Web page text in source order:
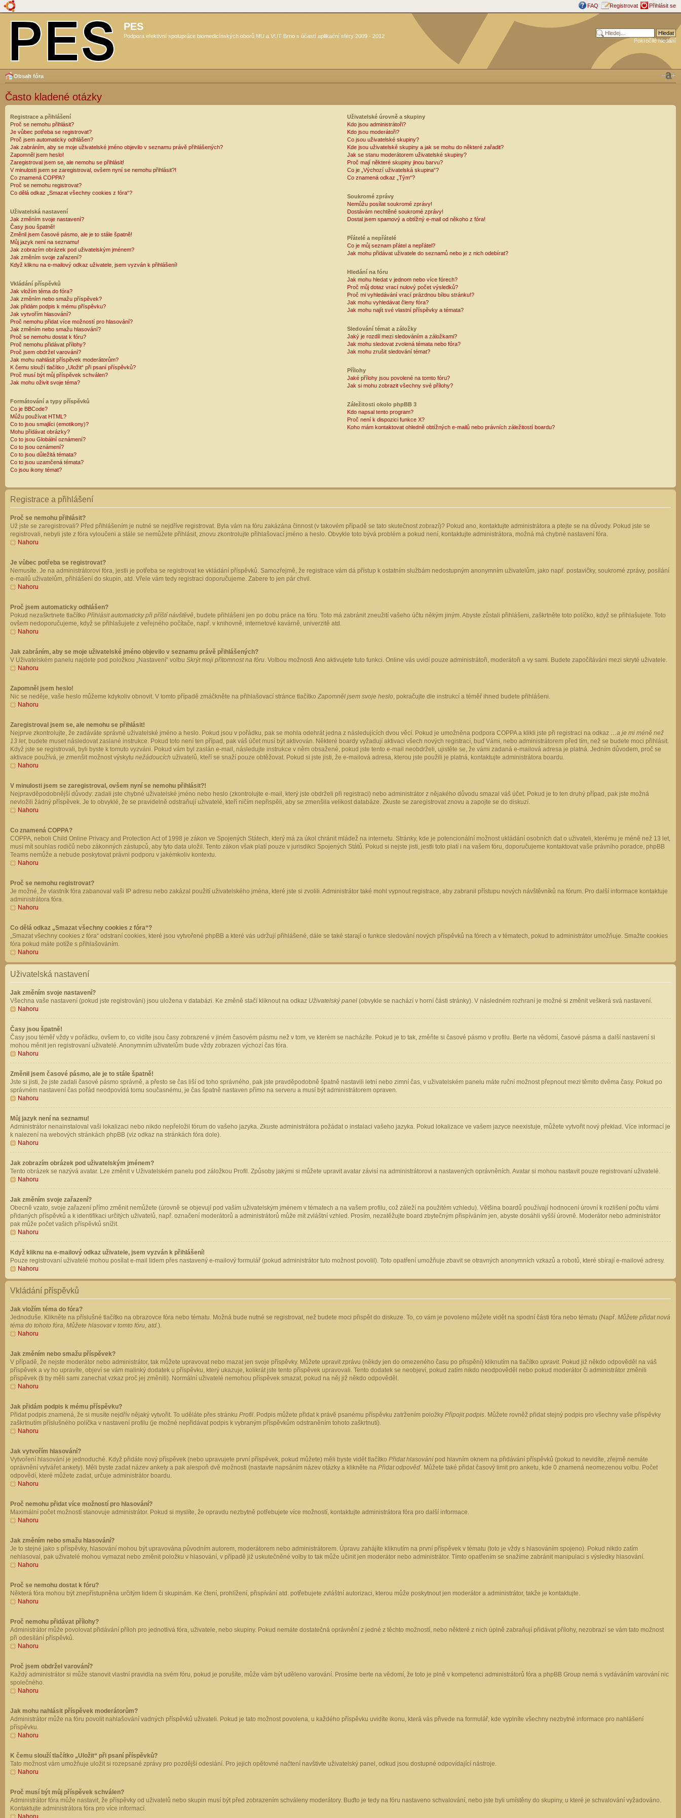
FAQ Registrovat Přihlásit se
PES
Podpora efektivní spolupráce biomedicínských oborů MU a VUT Brno s účastí aplikační sféry 2009 - 2012
Pokročilé hledání
Obsah fóra
Často kladené otázky
Registrace a přihlášení
Proč se nemohu přihlásit?
Je vůbec potřeba se registrovat?
Proč jsem automaticky odhlášen?
Jak zabráním, aby se moje uživatelské jméno objevilo v seznamu právě přihlášených?
Zapomněl jsem heslo!
Zaregistroval jsem se, ale nemohu se přihlásit!
V minulosti jsem se zaregistroval, ovšem nyní se nemohu přihlásit?!
Co znamená COPPA?
Proč se nemohu registrovat?
Co dělá odkaz „Smazat všechny cookies z fóra“?
Uživatelská nastavení
Jak změním svoje nastavení?
Časy jsou špatně!
Změnil jsem časové pásmo, ale je to stále špatně!
Můj jazyk není na seznamu!
Jak zobrazím obrázek pod uživatelským jménem?
Jak změním svoje zařazení?
Když kliknu na e-mailový odkaz uživatele, jsem vyzván k přihlášení!
Vkládání příspěvků
Jak vložím téma do fóra?
Jak změním nebo smažu příspěvek?
Jak přidám podpis k mému příspěvku?
Jak vytvořím hlasování?
Proč nemohu přidat více možností pro hlasování?
Jak změním nebo smažu hlasování?
Proč se nemohu dostat k fóru?
Proč nemohu přidávat přílohy?
Proč jsem obdržel varování?
Jak mohu nahlásit příspěvek moderátorům?
K čemu slouží tlačítko „Uložit“ při psaní příspěvků?
Proč musí být můj příspěvek schválen?
Jak mohu oživit svoje téma?
Formátování a typy příspěvků
Co je BBCode?
Můžu používat HTML?
Co to jsou smajlíci (emotikony)?
Mohu přidávat obrázky?
Co to jsou Globální oznámení?
Co to jsou oznámení?
Co to jsou důležitá témata?
Co to jsou uzamčená témata?
Co jsou ikony témat?
Uživatelské úrovně a skupiny
Kdo jsou administrátoři?
Kdo jsou moderátoři?
Co jsou uživatelské skupiny?
Kde jsou uživatelské skupiny a jak se mohu do některé zařadit?
Jak se stanu moderátorem uživatelské skupiny?
Proč mají některé skupiny jinou barvu?
Co je „Výchozí uživatelská skupina“?
Co znamená odkaz „Tým“?
Soukromé zprávy
Nemůžu posílat soukromé zprávy!
Dostávám nechtěné soukromé zprávy!
Dostal jsem spamový a obtížný e-mail od někoho z fóra!
Přátelé a nepřátelé
Co je můj seznam přátel a nepřátel?
Jak mohu přidávat uživatele do seznamů nebo je z nich odebírat?
Hledání na fóru
Jak mohu hledat v jednom nebo více fórech?
Proč můj dotaz vrací nulový počet výsledků?
Proč mi vyhledávání vrací prázdnou bílou stránku!?
Jak mohu vyhledávat členy fóra?
Jak mohu najít své vlastní příspěvky a témata?
Sledování témat a záložky
Jaký je rozdíl mezi sledováním a záložkami?
Jak mohu sledovat zvolená témata nebo fóra?
Jak mohu zrušit sledování témat?
Přílohy
Jaké přílohy jsou povolené na tomto fóru?
Jak si mohu zobrazit všechny své přílohy?
Záležitosti okolo phpBB 3
Kdo napsal tento program?
Proč není k dispozici funkce X?
Koho mám kontaktovat ohledně obtížných e-mailů nebo právních záležitostí boardu?
Registrace a přihlášení
Proč se nemohu přihlásit?
Už jste se zaregistrovali? Před přihlášením je nutné se nejdříve registrovat. Byla vám na fóru zakázána činnost (v takovém případě se tato skutečnost zobrazí)? Pokud ano, kontaktujte administrátora a ptejte se na důvody. Pokud jste se
registrovali, nebyli jste z fóra vyloučeni a stále se nemůžete přihlásit, znovu zkontrolujte přihlašovací jméno a heslo. Obvykle toto bývá problém a pokud není, kontaktujte administrátora, možná má chybné nastavení fóra.
Nahoru
Je vůbec potřeba se registrovat?
Nemusíte. Je na administrátorovi fóra, jestli je potřeba se registrovat ke vkládání příspěvků. Samozřejmě, že registrace vám dá přístup k ostatním službám nedostupným anonymním uživatelům, jako např. postavičky, soukromé zprávy, posílání
e-mailů uživatelům, přihlášení do skupin, atd. Vřele vám tedy registraci doporučujeme. Zabere to jen pár chvil.
Nahoru
Proč jsem automaticky odhlášen?
Pokud nezaškrtnete tlačítko Přihlásit automaticky při příští návštěvě, budete přihlášeni jen po dobu práce na fóru. Toto má zabránit zneužití vašeho účtu někým jiným. Abyste zůstali přihlášeni, zaškrtněte toto políčko, když se přihlašujete. Toto
ovšem nedoporučujeme, když se přihlašujete z veřejného počítače, např. v knihovně, internetové kavárně, univerzitě atd.
Nahoru
Jak zabráním, aby se moje uživatelské jméno objevilo v seznamu právě přihlášených?
V Uživatelském panelu najdete pod položkou „Nastavení“ volbu Skrýt moji přítomnost na fóru. Volbou možnosti Ano aktivujete tuto funkci. Online vás uvidí pouze administrátoři, moderátoři a vy sami. Budete započítáváni mezi skryté uživatele.
Nahoru
Zapomněl jsem heslo!
Nic se neděje, vaše heslo můžeme kdykoliv obnovit. V tomto případě zmáčkněte na přihlašovací stránce tlačítko Zapomněl jsem svoje heslo, pokračujte dle instrukcí a téměř ihned budete přihlášeni.
Nahoru
Zaregistroval jsem se, ale nemohu se přihlásit!
Nejprve zkontrolujte, že zadáváte správné uživatelské jméno a heslo. Pokud jsou v pořádku, pak se mohla odehrát jedna z následujících dvou věcí. Pokud je umožněna podpora COPPA a klikli jste při registraci na odkaz …a je mi méně než
13 let, budete muset následovat zaslané instrukce. Pokud toto není ten případ, pak váš účet musí být aktivován. Některé boardy vyžadují aktivaci všech nových registrací, buď Vámi, nebo administrátorem před tím, než se budete moci přihlásit.
Když jste se registrovali, byli byste k tomuto vyzváni. Pokud vám byl zaslán e-mail, následujte instrukce v něm obsažené, pokud jste tento e-mail neobdrželi, ujistěte se, že vámi zadaná e-mailová adresa je platná. Jedním důvodem, proč se
aktivace používá, je zmenšit možnost výskytu nežádoucích uživatelů, kteří se snaží pouze obtěžovat. Pokud si jste jisti, že e-mailová adresa, kterou jste použili je platná, kontaktujte administrátora boardu.
Nahoru
V minulosti jsem se zaregistroval, ovšem nyní se nemohu přihlásit?!
Nejpravděpodobnější důvody: zadali jste chybné uživatelské jméno nebo heslo (zkontrolujte e-mail, který jste obdrželi při registraci) nebo administrátor z nějakého důvodu smazal váš účet. Pokud je to ten druhý případ, pak jste možná
nevložili žádný příspěvek. Je to obvyklé, že se pravidelně odstraňují uživatelé, kteří ničím nepřispěli, aby se zmenšila velikost databáze. Zkuste se zaregistrovat znovu a zapojte se do diskuzí.
Nahoru
Co znamená COPPA?
COPPA, neboli Child Online Privacy and Protection Act of 1998 je zákon ve Spojených Státech, který má za úkol chránit mládež na internetu. Stránky, kde je potencionální možnost ukládání osobních dat o uživateli, kterému je méně než 13 let,
musí mít souhlas rodičů nebo zákonných zástupců, aby tyto data uložil. Tento zákon však platí pouze v jurisdikci Spojených Států. Pokud si nejste jisti, jestli toto platí i na vašem fóru, doporučujeme kontaktovat vaše právního poradce, phpBB
Teams nemůže a nebude poskytovat právni podporu v jakémkoliv kontextu.
Nahoru
Proč se nemohu registrovat?
Je možné, že vlastník fóra zabanoval vaši IP adresu nebo zakázal použití uživatelského jména, které jste si zvolili. Administrátor také mohl vypnout registrace, aby zabranil přístupu nových návštěvníků na fórum. Pro další informace kontaktuje
administrátora fóra.
Nahoru
Co dělá odkaz „Smazat všechny cookies z fóra“?
„Smazat všechny cookies z fóra“ odstraní cookies, které jsou vytvořené phpBB a které vás udržují přihlášené, dále se také starají o funkce sledování nových příspěvků na fórech a v tématech, pokud to administrátor umožňuje. Smažte cookies
fóra pokud máte potíže s přihlašováním.
Nahoru
Uživatelská nastavení
Jak změním svoje nastavení?
Všechna vaše nastavení (pokud jste registrováni) jsou uložena v databázi. Ke změně stačí kliknout na odkaz Uživatelský panel (obvykle se nachází v horní části stránky). V následném rozhraní je možné si změnit veškerá svá nastavení.
Nahoru
Časy jsou špatně!
Časy jsou téměř vždy v pořádku, ovšem to, co vidíte jsou časy zobrazené v jiném časovém pásmu než v tom, ve kterém se nacházíte. Pokud je to tak, změňte si časové pásmo v profilu. Berte na vědomí, časové pásma a další nastavení si
mohou měnit jen registrovaní uživatelé. Anonymním uživatelům bude vždy zobrazen výchozí čas fóra.
Nahoru
Změnil jsem časové pásmo, ale je to stále špatně!
Jste si jisti, že jste zadali časové pásmo správně, a přesto se čas liší od toho správného, pak jste pravděpodobně špatně nastavili letní nebo zimní čas, v uživatelském panelu máte ruční možnost přepnout mezi těmito dvěma časy. Pokud po
správném nastavení čas pořád neodpovídá tomu současnému, je čas špatně nastaven přímo na serveru a musí být administrátorem opraven.
Nahoru
Můj jazyk není na seznamu!
Administrátor nenainstaloval vaši lokalizaci nebo nikdo nepřeložil fórum do vašeho jazyka. Zkuste administrátora požádat o instalaci vašeho jazyka. Pokud lokalizace ve vašem jazyce neexistuje, můžete vytvořit nový překlad. Více informací je
k nalezení na webových stránkách phpBB (viz odkaz na stránkách fóra dole).
Nahoru
Jak zobrazím obrázek pod uživatelským jménem?
Tento obrázek se nazývá avatar. Lze změnit v Uživatelském panelu pod záložkou Profil. Způsoby jakými si můžete upravit avatar závisí na administrátorovi a nastavených oprávněních. Avatar si mohou nastavit pouze registrovaní uživatelé.
Nahoru
Jak změním svoje zařazení?
Obecně vzato, svoje zařazení přímo změnit nemůžete (úrovně se objevují pod vaším uživatelským jménem v tématech a na vašem profilu, což záleží na použitém vzhledu). Většina boardů používají hodnocení úrovní k rozlišení počtu vámi
přidaných příspěvků a k identifikaci určitých uživatelů, např. označení moderátorů a administrátorů může mít zvláštní vzhled. Prosím, nezatěžujte board zbytečným přispíváním jen, abyste dosáhli vyšší úrovně. Moderátor nebo administrátor
pak může počet vašich příspěvků snížit.
Nahoru
Když kliknu na e-mailový odkaz uživatele, jsem vyzván k přihlášení!
Pouze registrovaní uživatelé mohou posílat e-mail lidem přes nastavený e-mailový formulář (pokud administrátor tuto možnost povolil). Toto opatření umožňuje zbavit se otravných anonymních vzkazů a robotů, které sbírají e-mailové adresy.
Nahoru
Vkládání příspěvků
Jak vložím téma do fóra?
Jednoduše. Klikněte na příslušné tlačítko na obrazovce fóra nebo tématu. Možná bude nutné se registrovat, než budete moci přispět do diskuze. To, co vám je povoleno můžete vidět na spodní části fóra nebo tématu (Např. Můžete přidat nová
téma do tohoto fóra, Můžete hlasovat v tomto fóru, atd.).
Nahoru
Jak změním nebo smažu příspěvek?
V případě, že nejste moderátor nebo administrátor, tak můžete upravovat nebo mazat jen svoje příspěvky. Můžete upravit zprávu (někdy jen do omezeného času po přispění) kliknutím na tlačítko upravit. Pokud již někdo odpověděl na váš
příspěvek a vy ho upravíte, objeví se vám malinký dodatek u příspěvku, který ukazuje, kolikrát jste tento příspěvek upravovali. Tento dodatek se neobjeví, pokud zatím nikdo neodpověděl nebo pokud moderátor či administrátor změnili
příspěvek (ti by měli sami zanechat vzkaz proč jej změnili). Normální uživatelé nemohou příspěvek smazat, pokud na něj již někdo odpověděl.
Nahoru
Jak přidám podpis k mému příspěvku?
Přidat podpis znamená, že si musíte nejdřív nějaký vytvořit. To uděláte přes stránku Profil. Podpis můžete přidat k právě psanému příspěvku zatržením položky Připojit podpis. Můžete rovněž přidat stejný podpis pro všechny vaše příspěvky
zaškrtnutím příslušného políčka v nastavení profilu (je možné nepřidávat podpis k vybraným příspěvkům odstraněním tohoto zaškrtnutí).
Nahoru
Jak vytvořím hlasování?
Vytvoření hlasování je jednoduché. Když přidáte nový příspěvek (nebo upravujete první příspěvek, pokud můžete) měli byste vidět tlačítko Přidat hlasování pod hlavním oknem na přidávání příspěvků (pokud to nevidíte, zřejmě nemáte
oprávnění vytvářet ankety). Měli byste zadat název ankety a pak alespoň dvě možnosti (nastavte napsáním název otázky a klikněte na Přidat odpověď. Můžete také přidat časový limit pro anketu, kde 0 znamená neomezenou volbu. Počet
odpovědí, které můžete zadat, určuje administrátor boardu.
Nahoru
Proč nemohu přidat více možností pro hlasování?
Maximální počet možností stanovuje administrátor. Pokud si myslíte, že opravdu nezbytně potřebujete více možností, kontaktujte administrátora fóra pro další informace.
Nahoru
Jak změním nebo smažu hlasování?
Je to stejné jako s příspěvky, hlasování mohou být upravována původním autorem, moderátorem nebo administrátorem. Úpravu zahájíte kliknutím na první příspěvek v tématu (toto je vždy s hlasováním spojeno). Pokud nikdo zatím
nehlasoval, pak uživatelé mohou vymazat nebo změnit položku v hlasování, v případě již uskutečněné volby to tak může učinit jen moderátor nebo administrátor. Tímto opatřením se snažíme zabránit manipulaci s výsledky hlasování.
Nahoru
Proč se nemohu dostat k fóru?
Některá fóra mohou být znepřístupněna určitým lidem či skupinám. Ke čtení, prohlížení, přispívání atd. potřebujete zvláštní autorizaci, kterou může poskytnout jen moderátor a administrátor, takže je kontaktujte.
Nahoru
Proč nemohu přidávat přílohy?
Administrátor může povolovat přidávání příloh pro jednotlivá fóra, uživatele, nebo skupiny. Pokud nemáte dostatečná oprávnění z jedné z těchto možností, nebo některé z nich úplně zabraňují přidávat přílohy, nezobrazí se vám tato možnost
při odesílání příspěvků.
Nahoru
Proč jsem obdržel varování?
Každý administrátor si může stanovit vlastní pravidla na svém fóru, pokud je porušíte, může vám být uděleno varování. Prosíme berte na vědomí, že toto je plně v kompetenci administrátorů fóra a phpBB Group nemá s vydáváním varování nic
společného.
Nahoru
Jak mohu nahlásit příspěvek moderátorům?
Administrátor může na fóru povolit nahlašování vadných příspěvků uživateli. Pokud je tato možnost povolena, u každého příspěvku uvidíte ikonu, která vás přivede na formulář, kde vyplníte všechny nezbytné informace pro nahlášení
příspěvku.
Nahoru
K čemu slouží tlačítko „Uložit“ při psaní příspěvků?
Tato možnost vám umožňuje uložit si rozepsané zprávy pro pozdější odeslání. Pro jejich opětovné načtení navštivte uživatelský panel, odkud jsou dostupné odpovídající nástroje.
Nahoru
Proč musí být můj příspěvek schválen?
Administrátor fóra může nastavit, že příspěvky od uživatelů nebo skupin musí být před zobrazením schváleny moderátory. Buďto je tedy na fóru nastaveno schvalování, nebo jste byli umístěny do skupiny, u které je schvalování vyžadováno.
Kontaktujte administrátora fóra pro více informací.
Nahoru